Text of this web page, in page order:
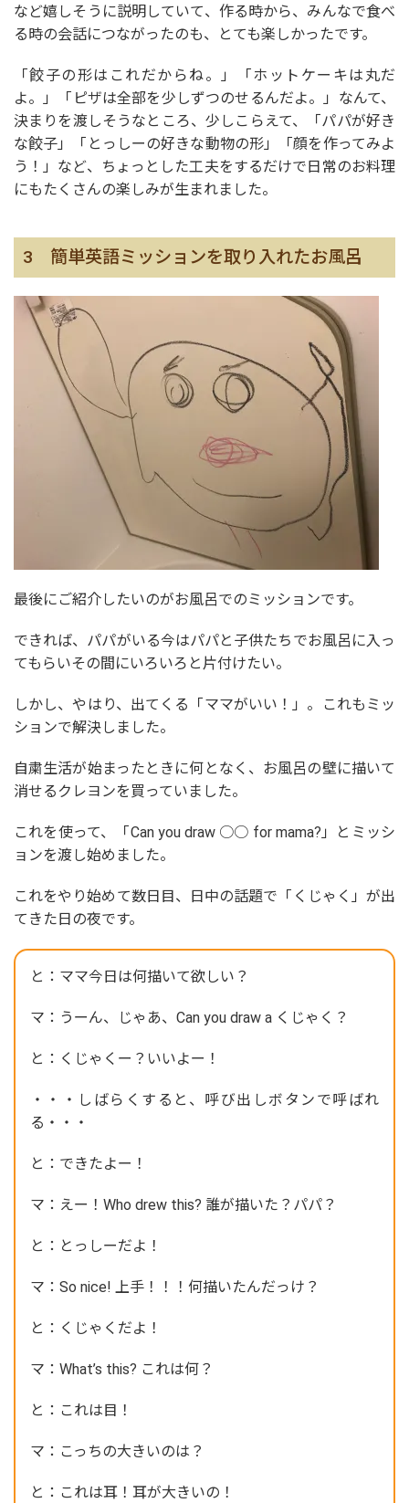
など嬉しそうに説明していて、作る時から、みんなで食べ
る時の会話につながったのも、とても楽しかったです。
「餃子の形はこれだからね。」「ホットケーキは丸だ
よ。」「ピザは全部を少しずつのせるんだよ。」なんて、
決まりを渡しそうなところ、少しこらえて、「パパが好き
な餃子」「とっしーの好きな動物の形」「顔を作ってみよ
う！」など、ちょっとした工夫をするだけで日常のお料理
にもたくさんの楽しみが生まれました。
3 簡単英語ミッションを取り入れたお風呂
最後にご紹介したいのがお風呂でのミッションです。
できれば、パパがいる今はパパと子供たちでお風呂に入っ
てもらいその間にいろいろと片付けたい。
しかし、やはり、出てくる「ママがいい！」。これもミッ
ションで解決しました。
自粛生活が始まったときに何となく、お風呂の壁に描いて
消せるクレヨンを買っていました。
これを使って、「Can you draw ○○ for mama?」とミッシ
ョンを渡し始めました。
これをやり始めて数日目、日中の話題で「くじゃく」が出
てきた日の夜です。
と：ママ今日は何描いて欲しい？
マ：うーん、じゃあ、Can you draw a くじゃく？
と：くじゃくー？いいよー！
・・・しばらくすると、呼び出しボタンで呼ばれ
る・・・
と：できたよー！
マ：えー！Who drew this? 誰が描いた？パパ？
と：とっしーだよ！
マ：So nice! 上手！！！何描いたんだっけ？
と：くじゃくだよ！
マ：What’s this? これは何？
と：これは目！
マ：こっちの大きいのは？
と：これは耳！耳が大きいの！